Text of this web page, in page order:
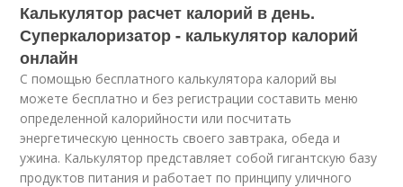
Калькулятор расчет калорий в день.
Суперкалоризатор - калькулятор калорий
онлайн
С помощью бесплатного калькулятора калорий вы
можете бесплатно и без регистрации составить меню
определенной калорийности или посчитать
энергетическую ценность своего завтрака, обеда и
ужина. Калькулятор представляет собой гигантскую базу
продуктов питания и работает по принципу уличного